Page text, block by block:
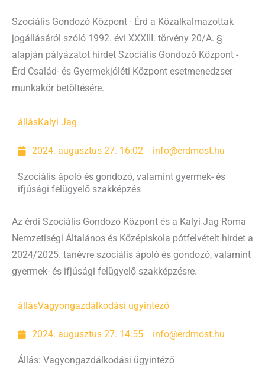
Szociális Gondozó Központ - Érd a Közalkalmazottak
jogállásáról szóló 1992. évi XXXIII. törvény 20/A. §
alapján pályázatot hirdet Szociális Gondozó Központ -
Érd Család- és Gyermekjóléti Központ esetmenedzser
munkakör betöltésére.
állásKalyi Jag
2024. augusztus 27. 16:02 info@erdmost.hu
Szociális ápoló és gondozó, valamint gyermek- és
ifjúsági felügyelő szakképzés
Az érdi Szociális Gondozó Központ és a Kalyi Jag Roma
Nemzetiségi Általános és Középiskola pótfelvételt hirdet a
2024/2025. tanévre szociális ápoló és gondozó, valamint
gyermek- és ifjúsági felügyelő szakképzésre.
állásVagyongazdálkodási ügyintéző
2024. augusztus 27. 14:55 info@erdmost.hu
Állás: Vagyongazdálkodási ügyintéző